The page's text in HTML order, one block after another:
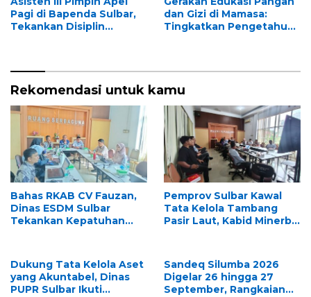
Pagi di Bapenda Sulbar,
Tekankan Disiplin
dan Gizi di Mamasa:
Tingkatkan Pengetahuan
Rekomendasi untuk kamu
Bahas RKAB CV Fauzan,
Dinas ESDM Sulbar
Tekankan Kepatuhan
Pemprov Sulbar Kawal
Tata Kelola Tambang
Pasir Laut, Kabid Minerba
Dukung Tata Kelola Aset
yang Akuntabel, Dinas
PUPR Sulbar Ikuti
Sandeq Silumba 2026
Digelar 26 hingga 27
September, Rangkaian